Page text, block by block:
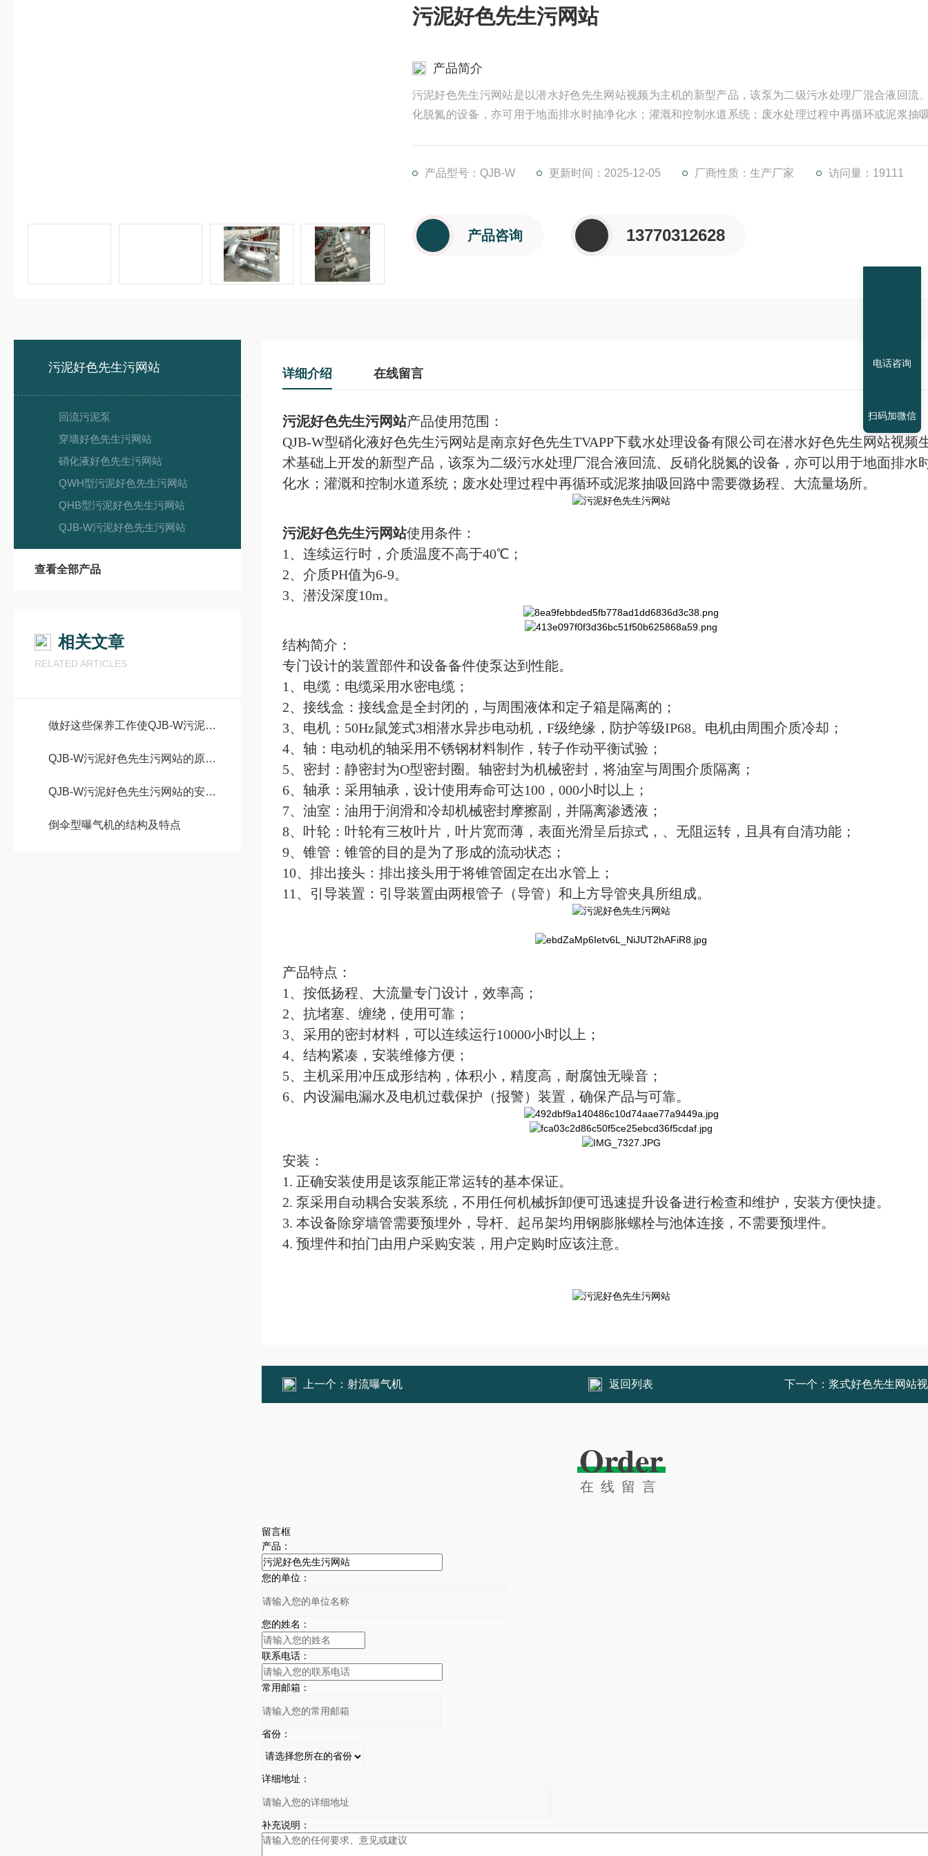
污泥好色先生污网站
产品简介
污泥好色先生污网站是以潜水好色先生网站视频为主机的新型产品，该泵为二级污水处理厂混合液回流
化脱氮的设备，亦可用于地面排水时抽净化水；灌溉和控制水道系统；废水处理过程中再循环或泥浆抽
产品型号：QJB-W 更新时间：2025-12-05 厂商性质：生产厂家 访问量：19111
产品咨询 13770312628
污泥好色先生污网站
回流污泥泵
穿墙好色先生污网站
硝化液好色先生污网站
QWH型污泥好色先生污网站
QHB型污泥好色先生污网站
QJB-W污泥好色先生污网站
查看全部产品
相关文章
RELATED ARTICLES
做好这些保养工作使QJB-W污泥好色先生污网站发挥更大作用
QJB-W污泥好色先生污网站的原理、应用和维护保养
QJB-W污泥好色先生污网站的安装步骤
倒伞型曝气机的结构及特点
详细介绍 在线留言
污泥好色先生污网站产品使用范围：
QJB-W型硝化液好色先生污网站是南京好色先生TVAPP下载水处理设备有限公司在潜水好色先生网站视频
术基础上开发的新型产品，该泵为二级污水处理厂混合液回流、反硝化脱氮的设备，亦可以用于地面排水
化水；灌溉和控制水道系统；废水处理过程中再循环或泥浆抽吸回路中需要微扬程、大流量场所。
污泥好色先生污网站使用条件：
1、连续运行时，介质温度不高于40℃；
2、介质PH值为6-9。
3、潜没深度10m。
结构简介：
专门设计的装置部件和设备备件使泵达到性能。
1、电缆：电缆采用水密电缆；
2、接线盒：接线盒是全封闭的，与周围液体和定子箱是隔离的；
3、电机：50Hz鼠笼式3相潜水异步电动机，F级绝缘，防护等级IP68。电机由周围介质冷却；
4、轴：电动机的轴采用不锈钢材料制作，转子作动平衡试验；
5、密封：静密封为O型密封圈。轴密封为机械密封，将油室与周围介质隔离；
6、轴承：采用轴承，设计使用寿命可达100，000小时以上；
7、油室：油用于润滑和冷却机械密封摩擦副，并隔离渗透液；
8、叶轮：叶轮有三枚叶片，叶片宽而薄，表面光滑呈后掠式，、无阻运转，且具有自清功能；
9、锥管：锥管的目的是为了形成的流动状态；
10、排出接头：排出接头用于将锥管固定在出水管上；
11、引导装置：引导装置由两根管子（导管）和上方导管夹具所组成。
产品特点：
1、按低扬程、大流量专门设计，效率高；
2、抗堵塞、缠绕，使用可靠；
3、采用的密封材料，可以连续运行10000小时以上；
4、结构紧凑，安装维修方便；
5、主机采用冲压成形结构，体积小，精度高，耐腐蚀无噪音；
6、内设漏电漏水及电机过载保护（报警）装置，确保产品与可靠。
安装：
1. 正确安装使用是该泵能正常运转的基本保证。
2. 泵采用自动耦合安装系统，不用任何机械拆卸便可迅速提升设备进行检查和维护，安装方便快捷。
3. 本设备除穿墙管需要预埋外，导杆、起吊架均用钢膨胀螺栓与池体连接，不需要预埋件。
4. 预埋件和拍门由用户采购安装，用户定购时应该注意。
上一个： 射流曝气机 返回列表 下一个： 浆式好色先生网站
Order
在线留言
留言框
产品：
您的单位：
您的姓名：
联系电话：
常用邮箱：
省份：
详细地址：
补充说明：
电话咨询
扫码加微信